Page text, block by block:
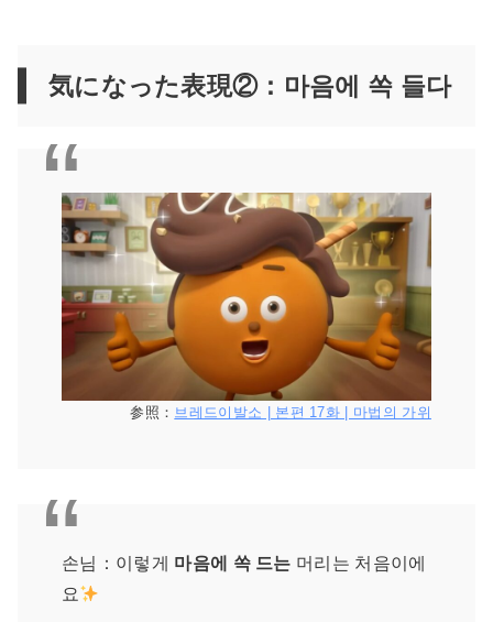
気になった表現②：마음에 쏙 들다
参照： 브레드이발소 | 본편 17화 | 마법의 가위
손님：이렇게 마음에 쏙 드는 머리는 처음이에
요